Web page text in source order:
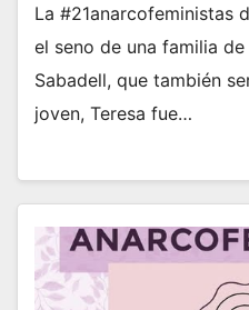
La #21anarcofeministas
el seno de una familia
Sabadell, que también
joven, Teresa fue…